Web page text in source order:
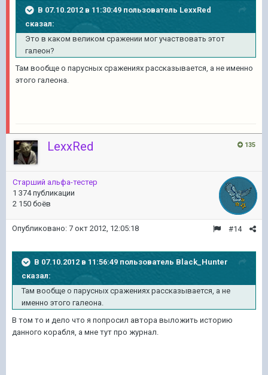
В 07.10.2012 в 11:30:49 пользователь LexxRed
сказал:
Это в каком великом сражении мог участвовать этот
галеон?
Там вообще о парусных сражениях рассказывается, а не именно
этого галеона.
135
LexxRed
Старший альфа-тестер
1 374 публикации
2 150 боёв
#14
Опубликовано: 7 окт 2012, 12:05:18
В 07.10.2012 в 11:56:49 пользователь Black_Hunter
сказал:
Там вообще о парусных сражениях рассказывается, а не
именно этого галеона.
В том то и дело что я попросил автора выложить историю
данного корабля, а мне тут про журнал.